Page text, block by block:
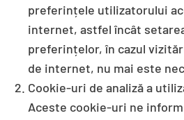
preferințele utilizatorului
internet, astfel încât
preferințelor, în cazul
de internet, nu mai este
Cookie-uri de analiză a
Aceste cookie-uri ne